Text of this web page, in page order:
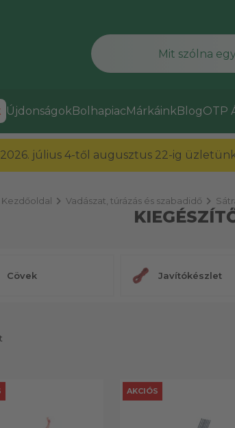
ÚjdonságokBolhapiacMárkáinkBlogOTP
2026. július 4-től augusztus 22-ig
Kezdőoldal chevron_right Vadászat, túrázás és szabadidő chevron_right
Cövek Javítókészlet
AKCIÓS